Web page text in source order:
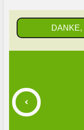
DANKE,